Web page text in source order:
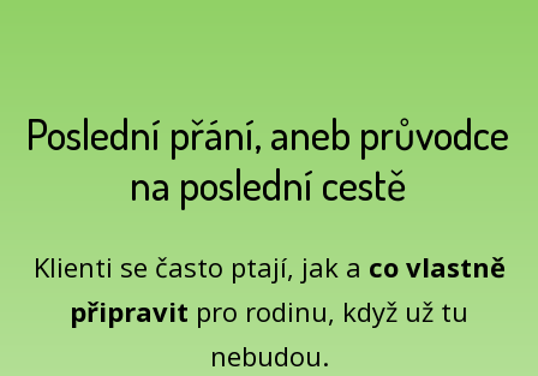
Poslední přání, aneb průvodce
na poslední cestě
Klienti se často ptají, jak a co vlastně
připravit pro rodinu, když už tu
nebudou.